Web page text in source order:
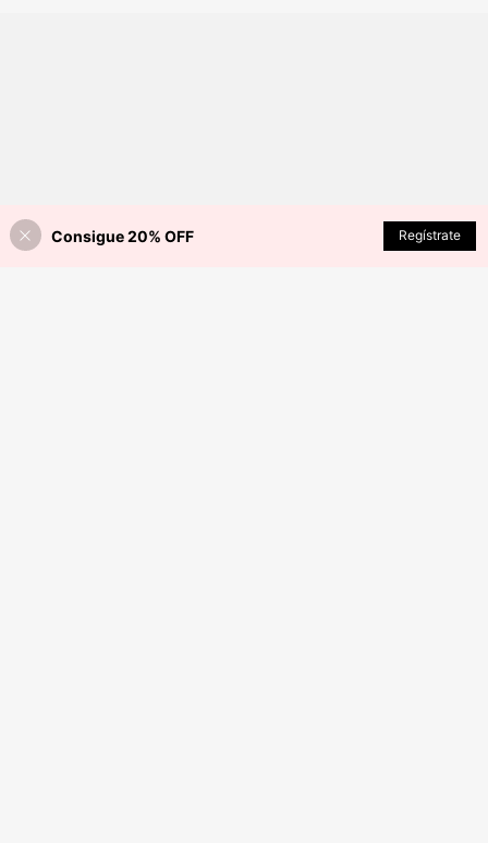
AÑADIR A LA BOLSA
Consigue 20% OFF Regístrate